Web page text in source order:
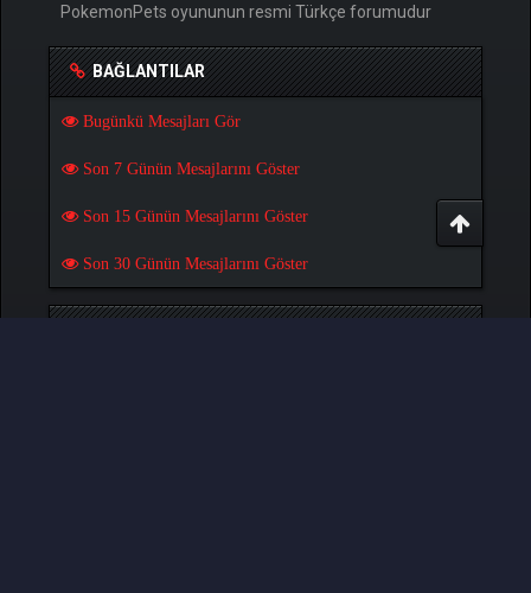
PokemonPets oyununun resmi Türkçe forumudur
BAĞLANTILAR
Bugünkü Mesajları Gör
Son 7 Günün Mesajlarını Göster
Son 15 Günün Mesajlarını Göster
Son 30 Günün Mesajlarını Göster